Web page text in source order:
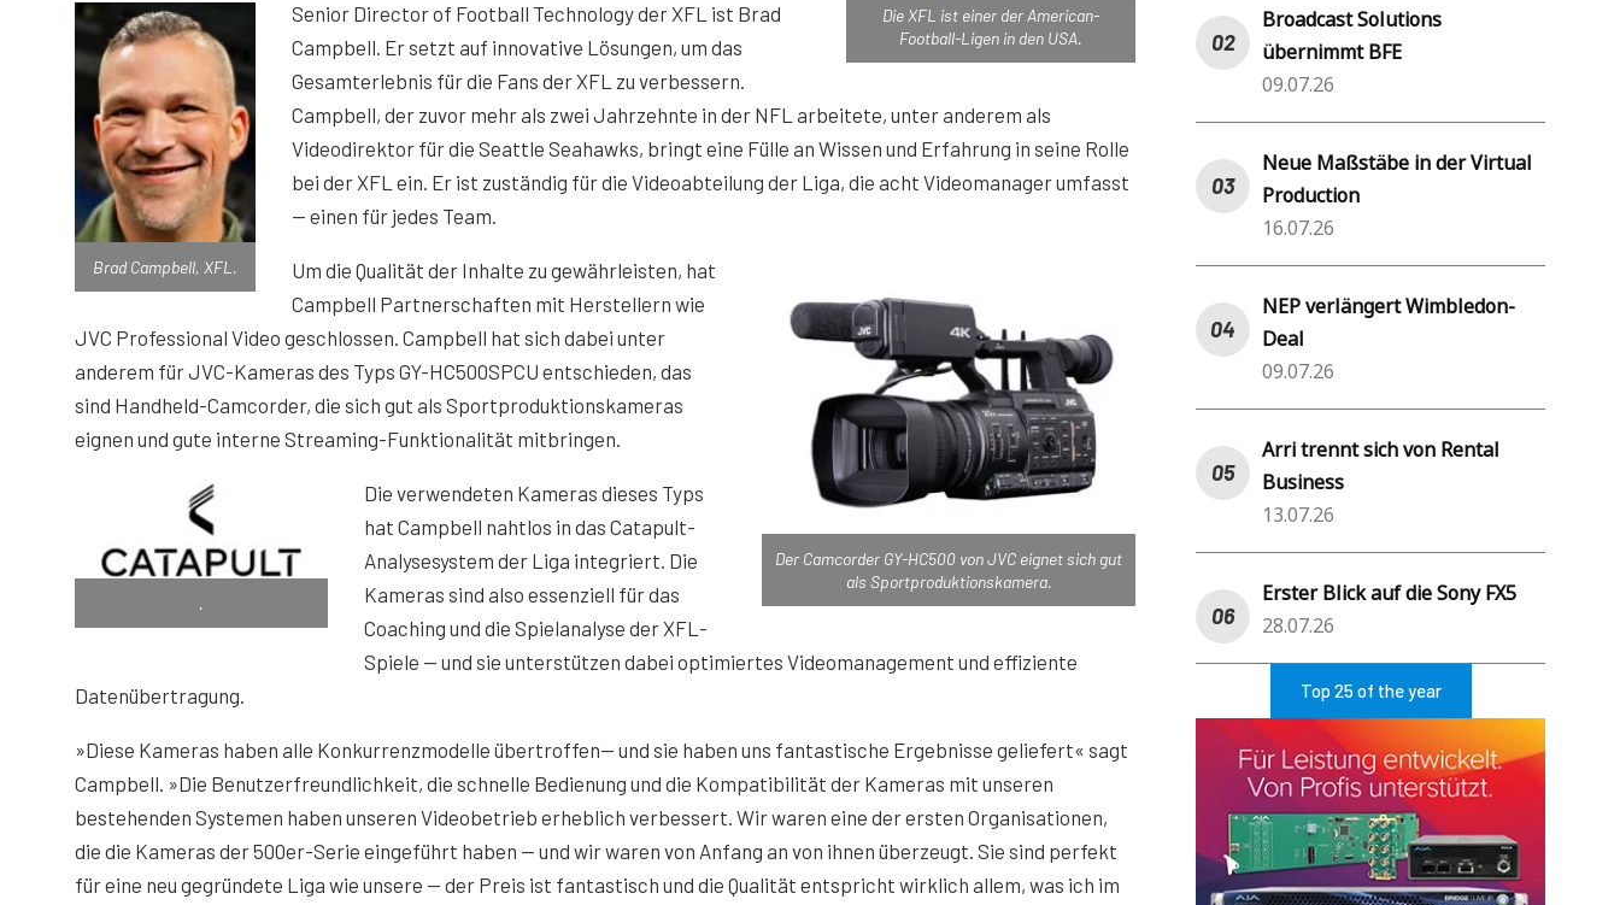
Die XFL ist einer der American-
Football-Ligen in den USA.
Brad Campbell, XFL.
Senior Director of Football Technology der XFL ist Brad
Campbell. Er setzt auf innovative Lösungen, um das
Gesamterlebnis für die Fans der XFL zu verbessern.
Campbell, der zuvor mehr als zwei Jahrzehnte in der NFL arbeitete, unter anderem als
Videodirektor für die Seattle Seahawks, bringt eine Fülle an Wissen und Erfahrung in seine Rolle
bei der XFL ein. Er ist zuständig für die Videoabteilung der Liga, die acht Videomanager umfasst
— einen für jedes Team.
Der Camcorder GY-HC500 von JVC eignet sich gut
als Sportproduktionskamera.
Um die Qualität der Inhalte zu gewährleisten, hat
Campbell Partnerschaften mit Herstellern wie
JVC Professional Video geschlossen. Campbell hat sich dabei unter
anderem für JVC-Kameras des Typs GY-HC500SPCU entschieden, das
sind Handheld-Camcorder, die sich gut als Sportproduktionskameras
eignen und gute interne Streaming-Funktionalität mitbringen.
.
Die verwendeten Kameras dieses Typs
hat Campbell nahtlos in das Catapult-
Analysesystem der Liga integriert. Die
Kameras sind also essenziell für das
Coaching und die Spielanalyse der XFL-
Spiele — und sie unterstützen dabei optimiertes Videomanagement und effiziente
Datenübertragung.
»Diese Kameras haben alle Konkurrenzmodelle übertroffen— und sie haben uns fantastische Ergebnisse geliefert« sagt
Campbell. »Die Benutzerfreundlichkeit, die schnelle Bedienung und die Kompatibilität der Kameras mit unseren
bestehenden Systemen haben unseren Videobetrieb erheblich verbessert. Wir waren eine der ersten Organisationen,
die die Kameras der 500er-Serie eingeführt haben — und wir waren von Anfang an von ihnen überzeugt. Sie sind perfekt
für eine neu gegründete Liga wie unsere — der Preis ist fantastisch und die Qualität entspricht wirklich allem, was ich im
Broadcast Solutions
übernimmt BFE
09.07.26
Neue Maßstäbe in der Virtual
Production
16.07.26
NEP verlängert Wimbledon-
Deal
09.07.26
Arri trennt sich von Rental
Business
13.07.26
Erster Blick auf die Sony FX5
28.07.26
Top 25 of the year